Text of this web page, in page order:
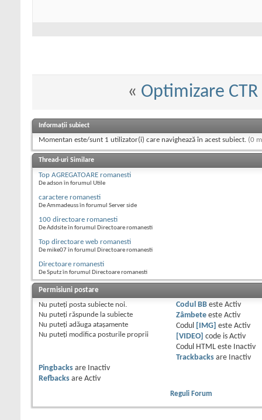
« Optimizare CTR
Informații subiect
Momentan este/sunt 1 utilizator(i) care navighează în acest subiect. (0
Thread-uri Similare
Top AGREGATOARE romanesti
De adson în forumul Utile
caractere romanesti
De Ammadeuss în forumul Server side
100 directoare romanesti
De Addsite în forumul Directoare romanesti
Top directoare web romanesti
De mike07 în forumul Directoare romanesti
Directoare romanesti
De Sputz în forumul Directoare romanesti
Permisiuni postare
Nu puteţi posta subiecte noi.
Nu puteţi răspunde la subiecte
Nu puteţi adăuga ataşamente
Nu puteţi modifica posturile proprii
Codul BBeste Activ
Zâmbeteeste Activ
Codul
[IMG] este Activ
[VIDEO] code is Activ
Codul HTML este
Inactiv
Trackbacksare
Inactiv
Pingbacks are
Inactiv
Refbacks are Activ
Reguli Forum